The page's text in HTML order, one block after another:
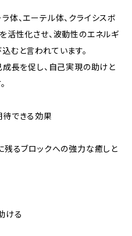
体、エーテル体、クライシスボ
活性化させ、波動性のエネルギ
むと言われています。
成長を促し、自己実現の助けと
待できる効果
残るブロックへの強力な癒しと
ける